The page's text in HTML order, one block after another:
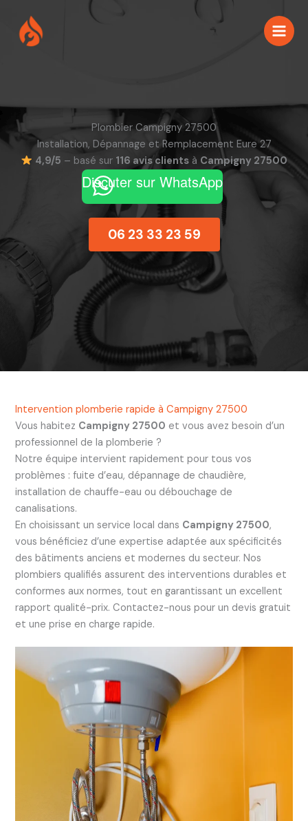
contenu
Plombier Campigny 27500
Installation, Dépannage et Remplacement Eure 27
4,9/5 – basé sur 116 avis clientsà Campigny 27500
Discuter sur WhatsApp
06 23 33 23 59
Intervention plomberie rapide à Campigny 27500
Vous habitez Campigny 27500 et vous avez besoin d’un
professionnel de la plomberie ?
Notre équipe intervient rapidement pour tous vos
problèmes : fuite d’eau, dépannage de chaudière,
installation de chauffe-eau ou débouchage de
canalisations.
En choisissant un service local dans Campigny 27500,
vous bénéficiez d’une expertise adaptée aux spécificités
des bâtiments anciens et modernes du secteur. Nos
plombiers qualifiés assurent des interventions durables et
conformes aux normes, tout en garantissant un excellent
rapport qualité-prix. Contactez-nous pour un devis gratuit
et une prise en charge rapide.